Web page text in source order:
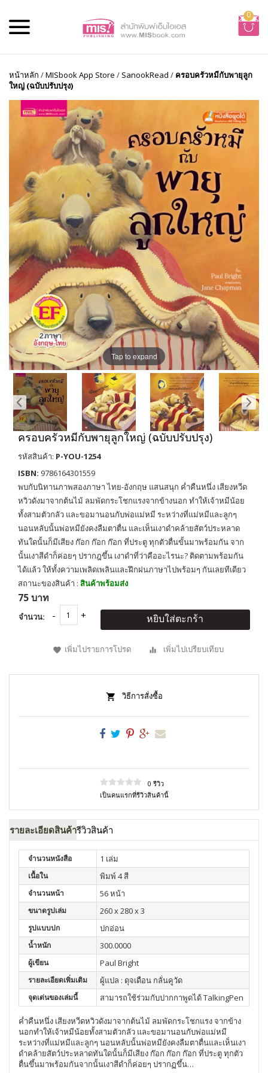
0
หน้าหลัก /MISbook App Store / SanookRead / ครอบครัวหมีกับพายุลูก
ใหญ่ (ฉบับปรับปรุง)
Tap to expand
ครอบครัวหมีกับพายุลูกใหญ่ (ฉบับปรับปรุง)
รหัสสินค้า: P-YOU-1254
ISBN: 9786164301559
พบกับนิทานภาพสองภาษา ไทย-อังกฤษ แสนสนุก ค่ำคืนหนึ่ง เสียงหวีด
หวิวดังมาจากต้นไม้ ลมพัดกระโชกแรงจากข้างนอก ทำให้เจ้าหมีน้อย
ทั้งสามตัวกลัว และขอมานอนกับพ่อแม่หมี ระหว่างที่แม่หมีและลูกๆ
นอนหลับนั้นพ่อหมียังคงลืมตาตื่น และเห็นเงาดำคล้ายสัตว์ประหลาด
ทันใดนั้นก็มีเสียง ก๊อก ก๊อก ก๊อก ที่ประตู ทุกตัวตื่นขั้นมาพร้อมกัน จาก
นั้นเงาสีดำก็ค่อยๆ ปรากฎขึ้น เงาดำที่ว่าคืออะไรนะ? ติดตามพร้อมกัน
ได้แล้ว ให้ทั้งความเพลิดเพลินและฝึกฝนภาษาไปพร้อมๆ กันเลยทีเดียว
สถานะของสินค้า : สินค้าพร้อมส่ง
75 บาท
จำนวน: หยิบใส่ตะกร้า
เพิ่มไปรายการโปรด เพิ่มไปเปรียบเทียบ
วิธีการสั่งซื้อ
0 รีวิว
เป็นคนแรกที่รีวิวสินค้านี้
รายละเอียดสินค้ารีวิวสินค้า
จำนวนหนังสือ 1 เล่ม
เนื้อใน พิมพ์ 4 สี
จำนวนหน้า 56 หน้า
ขนาดรูปเล่ม 260 x 280 x 3
รูปแบบปก ปกอ่อน
น้ำหนัก 300.0000
ผู้เขียน Paul Bright
รายละเอียดเพิ่มเติม ผู้แปล : ดุจเดือน กลั่นคูวัด
จุดเด่นของเล่มนี้ สามารถใช้ร่วมกับปากกาพูดได้ TalkingPen
ค่ำคืนหนึ่ง เสียงหวีดหวิวดังมาจากต้นไม้ ลมพัดกระโชกแรง จากข้าง
นอกทำให้เจ้าหมีน้อยทั้งสามตัวกลัว และขอมานอนกับพ่อแม่หมี
ระหว่างที่แม่หมีและลูกๆ นอนหลับนั้นพ่อหมียังคงลืมตาตื่นและเห็นเงา
ดำคล้ายสัตว์ประหลาดทันใดนั้นก็มีเสียง ก๊อก ก๊อก ก๊อก ที่ประตู ทุกตัว
ตื่นขึ้นมาพร้อมกันจากนั้นเงาสีดำก็ค่อยๆ ปรากฏขึ้น…